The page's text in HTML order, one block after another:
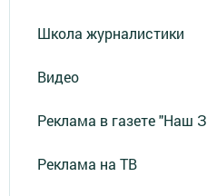
Школа журналистики
Видео
Реклама в газете "Наш
Реклама на ТВ